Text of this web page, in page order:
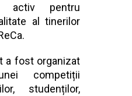
activ pentru
al tinerilor
a fost organizat
competiții
studenților,